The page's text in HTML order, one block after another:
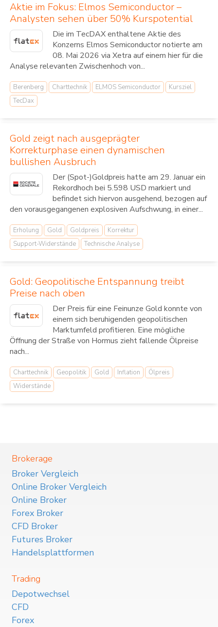
Aktie im Fokus: Elmos Semiconductor –
Analysten sehen über 50% Kurspotential
Die im TecDAX enthaltene Aktie des
Konzerns Elmos Semiconductor notierte am
08. Mai 2026 via Xetra auf einem hier für die
Analyse relevanten Zwischenhoch von...
Berenberg Charttechnik ELMOS Semiconductor
Kursziel
TecDax
Gold zeigt nach ausgeprägter
Korrekturphase einen dynamischen
bullishen Ausbruch
Der (Spot-)Goldpreis hatte am 29. Januar ein
Rekordhoch bei 5.598 USD markiert und
befindet sich hiervon ausgehend, bezogen auf
den vorausgegangenen explosiven Aufschwung, in einer...
Erholung Gold Goldpreis
Korrektur
Support-Widerstände
Technische Analyse
Gold: Geopolitische Entspannung treibt
Preise nach oben
Der Preis für eine Feinunze Gold konnte von
einem sich beruhigenden geopolitischen
Marktumfeld profitieren. Eine mögliche
Öffnung der Straße von Hormus zieht fallende Ölpreise
nach...
Charttechnik Geopolitik Gold Inflation
Ölpreis
Widerstände
Brokerage
Broker Vergleich
Online Broker Vergleich
Online Broker
Forex Broker
CFD Broker
Futures Broker
Handelsplattformen
Trading
Depotwechsel
CFD
Forex